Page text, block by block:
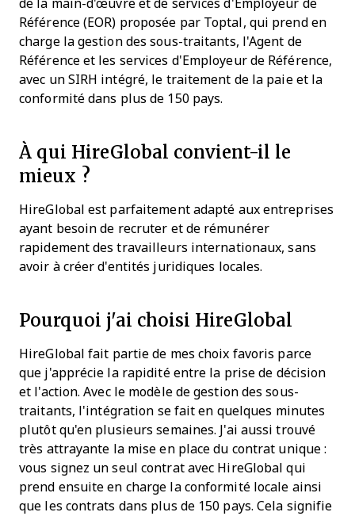
de la main-d'œuvre et de services d'Employeur de
Référence (EOR) proposée par Toptal, qui prend en
charge la gestion des sous-traitants, l'Agent de
Référence et les services d'Employeur de Référence,
avec un SIRH intégré, le traitement de la paie et la
conformité dans plus de 150 pays.
À qui HireGlobal convient-il le
mieux ?
HireGlobal est parfaitement adapté aux entreprises
ayant besoin de recruter et de rémunérer
rapidement des travailleurs internationaux, sans
avoir à créer d'entités juridiques locales.
Pourquoi j'ai choisi HireGlobal
HireGlobal fait partie de mes choix favoris parce
que j'apprécie la rapidité entre la prise de décision
et l'action. Avec le modèle de gestion des sous-
traitants, l'intégration se fait en quelques minutes
plutôt qu'en plusieurs semaines. J'ai aussi trouvé
très attrayante la mise en place du contrat unique :
vous signez un seul contrat avec HireGlobal qui
prend ensuite en charge la conformité locale ainsi
que les contrats dans plus de 150 pays. Cela signifie